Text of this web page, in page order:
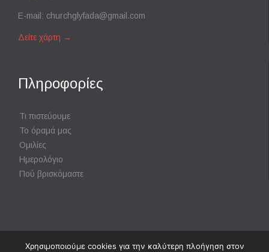
E-mail: churchglyfada@gmail.com
Δείτε χάρτη →
Πληροφορίες
Τι πιστεύουμε
Το όραμά μας
Ομιλίες
Ημερολόγιο
Πού βρισκόμαστε
Χρησιμοποιούμε cookies για την καλύτερη πλοήγηση στον